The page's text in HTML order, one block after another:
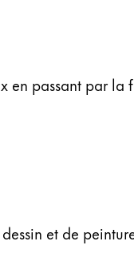
en passant par
et de